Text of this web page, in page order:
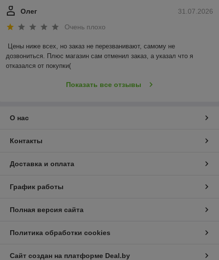
31.07.2026
Олег
Очень плохо
Цены ниже всех, но заказ не перезванивают, самому не
дозвониться. Плюс магазин сам отменил заказ, а указал что я
отказался от покупки(
Показать все отзывы
О нас
Контакты
Доставка и оплата
График работы
Полная версия сайта
Политика обработки cookies
Сайт создан на платформе Deal.by